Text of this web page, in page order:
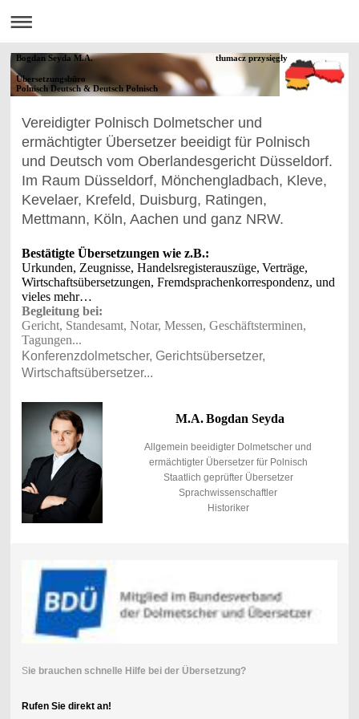
Bogdan Seyda M.A. tłumacz przysięgły
Übersetzungsbüro
Polnisch Deutsch & Deutsch Polnisch
Vereidigter Polnisch Dolmetscher und
ermächtigter Übersetzer beeidigt für Polnisch
und Deutsch vom Oberlandesgericht Düsseldorf.
Im Raum Düsseldorf, Mönchengladbach, Kleve,
Kevelaer, Krefeld, Duisburg, Ratingen,
Mettmann, Köln, Aachen und ganz NRW.
Bestätigte Übersetzungen wie z.B.:
Urkunden, Zeugnisse, Handelsregisterauszüge, Verträge,
Wirtschaftsübersetzungen, Fremdsprachenkorrespondenz, und
vieles mehr…
Begleitung bei:
Gericht, Standesamt, Notar, Messen, Geschäftsterminen,
Tagungen...
Konferenzdolmetscher, Gerichtsübersetzer,
Wirtschaftsübersetzer...
M.A. Bogdan Seyda
Allgemein beeidigter Dolmetscher und
ermächtigter Übersetzer für Polnisch
Staatlich geprüfter Übersetzer
Sprachwissenschaftler
Historiker
Sie brauchen schnelle Hilfe bei der Übersetzung?
Rufen Sie direkt an!